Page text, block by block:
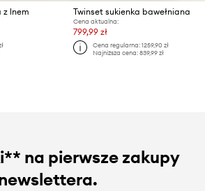
z lnem Twinset sukienka bawełniana
Cena aktualna:
799,99 zł
Cena regularna: 1259,90 zł
Najniższa cena: 839,99 zł
na pierwsze zakupy